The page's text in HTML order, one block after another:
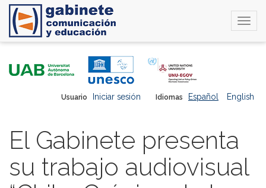
Idiomas Español English
Usuario Iniciar sesión
El Gabinete presenta
su trabajo audiovisual